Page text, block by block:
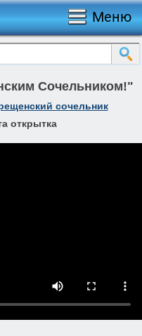
Меню
Сочельником!"
сочельник
открытка